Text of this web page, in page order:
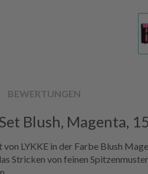
BEWERTUNGEN
Blush, Magenta,
von LYKKE in der Farbe Blush
Stricken von feinen